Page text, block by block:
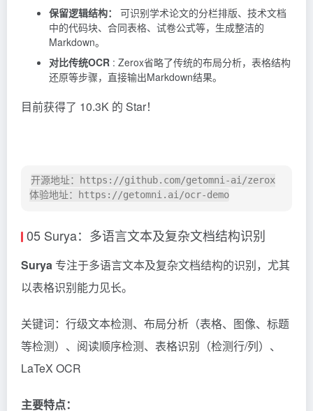
保留逻辑结构：
可识别学术论文的分栏排版、技术文档
中的代码块、合同表格、试卷公式等，生成整洁的
Markdown。
对比传统OCR : Zerox省略了传统的布局分析，表格结构
还原等步骤，直接输出Markdown结果。
目前获得了 10.3K 的 Star！
开源地址：https://github.com/getomni-ai/zerox
05 Surya：多语言文本及复杂文档结构识别
Surya 专注于多语言文本及复杂文档结构的识别，尤其
以表格识别能力见长。
关键词：行级文本检测、布局分析（表格、图像、标题
等检测）、阅读顺序检测、表格识别（检测行/列）、
LaTeX OCR
主要特点：